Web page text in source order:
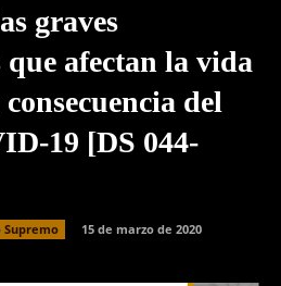
graves
afectan la vida
del
19 [DS 044-
Supremo 15 de marzo de 2020